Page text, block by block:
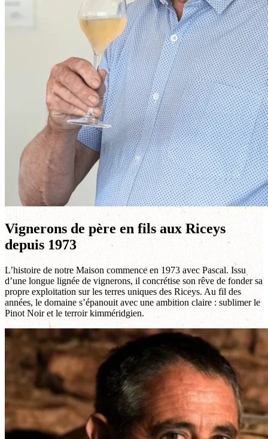
Vignerons de père en fils aux Riceys
depuis 1973
L’histoire de notre Maison commence en 1973 avec Pascal. Issu
d’une longue lignée de vignerons, il concrétise son rêve de fonder sa
propre exploitation sur les terres uniques des Riceys. Au fil des
années, le domaine s’épanouit avec une ambition claire : sublimer le
Pinot Noir et le terroir kimméridgien.